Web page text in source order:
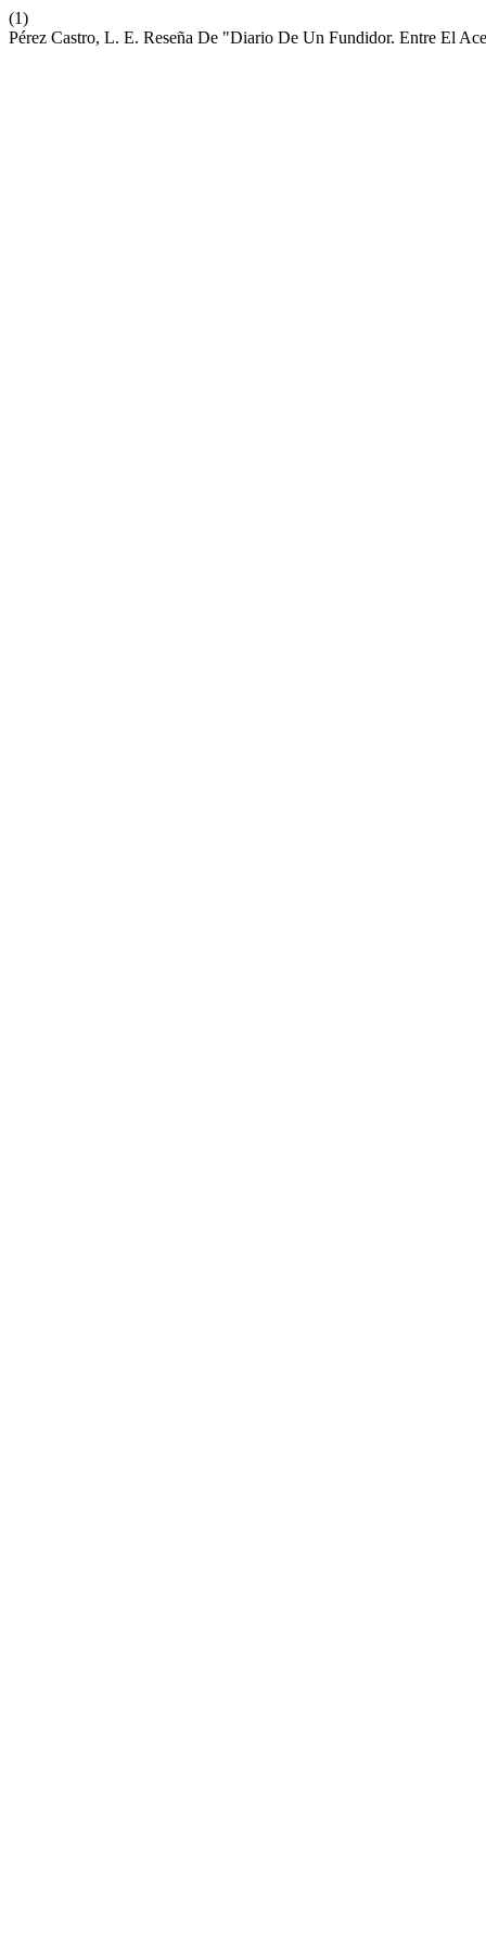
(1)
Pérez Castro, L. E. Reseña De "Diario De Un Fundidor. Entre El